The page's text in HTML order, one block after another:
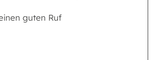
guten Ruf